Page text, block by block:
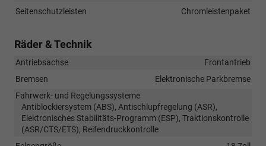
Seitenschutzleisten Chromleistenpaket
Räder & Technik
Antriebsachse
Frontantrieb
Bremsen
Elektronische Parkbremse
Fahrwerk- und Regelungssysteme
Antiblockiersystem (ABS), Antischlupfregelung (ASR),
Elektronisches Stabilitäts-Programm (ESP), Traktionskontrolle
(ASR/CTS/ETS), Reifendruckkontrolle